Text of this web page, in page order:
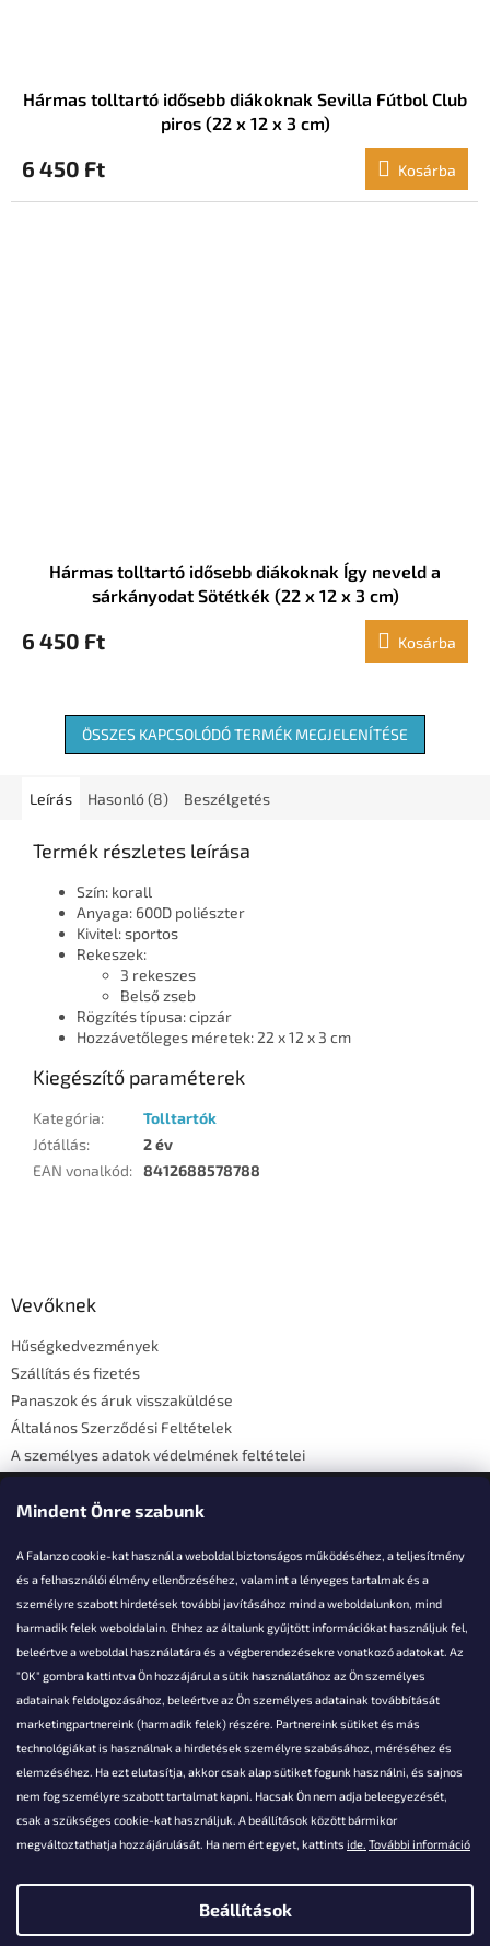
Mindent Önre szabunk
A Falanzo cookie-kat használ a weboldal biztonságos működéséhez, a teljesítmény
és a felhasználói élmény ellenőrzéséhez, valamint a lényeges tartalmak és a
személyre szabott hirdetések további javításához mind a weboldalunkon, mind
harmadik felek weboldalain. Ehhez az általunk gyűjtött információkat használjuk fel,
beleértve a weboldal használatára és a végberendezésekre vonatkozó adatokat. Az
"OK" gombra kattintva Ön hozzájárul a sütik használatához az Ön személyes
adatainak feldolgozásához, beleértve az Ön személyes adatainak továbbítását
marketingpartnereink (harmadik felek) részére. Partnereink sütiket és más
technológiákat is használnak a hirdetések személyre szabásához, méréséhez és
elemzéséhez. Ha ezt elutasítja, akkor csak alap sütiket fogunk használni, és sajnos
nem fog személyre szabott tartalmat kapni. Hacsak Ön nem adja beleegyezését,
csak a szükséges cookie-kat használjuk. A beállítások között bármikor
megváltoztathatja hozzájárulását. Ha nem ért egyet, kattints ide. További információ
Beállítások
Hármas tolltartó idősebb diákoknak Sevilla Fútbol Club
piros (22 x 12 x 3 cm)
6 450 Ft Kosárba
Hármas tolltartó idősebb diákoknak Így neveld a
sárkányodat Sötétkék (22 x 12 x 3 cm)
6 450 Ft Kosárba
ÖSSZES KAPCSOLÓDÓ TERMÉK MEGJELENÍTÉSE
Leírás Hasonló (8) Beszélgetés
Termék részletes leírása
Szín: korall
Anyaga: 600D poliészter
Kivitel: sportos
Rekeszek:
3 rekeszes
Belső zseb
Rögzítés típusa: cipzár
Hozzávetőleges méretek: 22 x 12 x 3 cm
Kiegészítő paraméterek
Kategória:
Tolltartók
Jótállás:
2 év
EAN vonalkód: 8412688578788
Vevőknek
Hűségkedvezmények
Szállítás és fizetés
Panaszok és áruk visszaküldése
Általános Szerződési Feltételek
A személyes adatok védelmének feltételei
Elérhetőségi adatok
Akarsz kérdezni valamit?
info@falanzo.hu